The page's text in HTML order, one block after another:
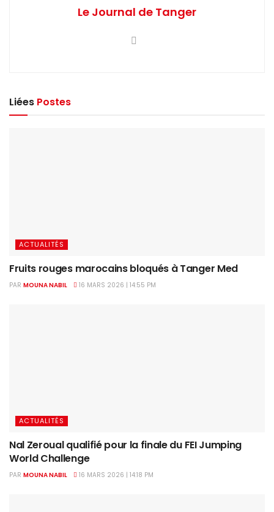
Le Journal de Tanger
Liées Postes
ACTUALITÉS
Fruits rouges marocains bloqués à Tanger Med
PAR MOUNA NABIL 16 MARS 2026 | 14:55 PM
ACTUALITÉS
Nal Zeroual qualifié pour la finale du FEI Jumping
World Challenge
PAR MOUNA NABIL 16 MARS 2026 | 14:18 PM